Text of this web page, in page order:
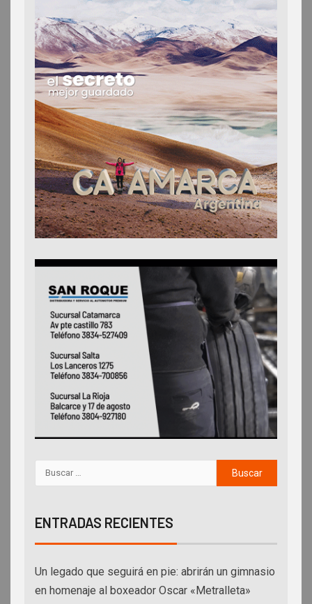
ENTRADAS RECIENTES
Un legado que seguirá en pie: abrirán un gimnasio
en homenaje al boxeador Oscar «Metralleta»